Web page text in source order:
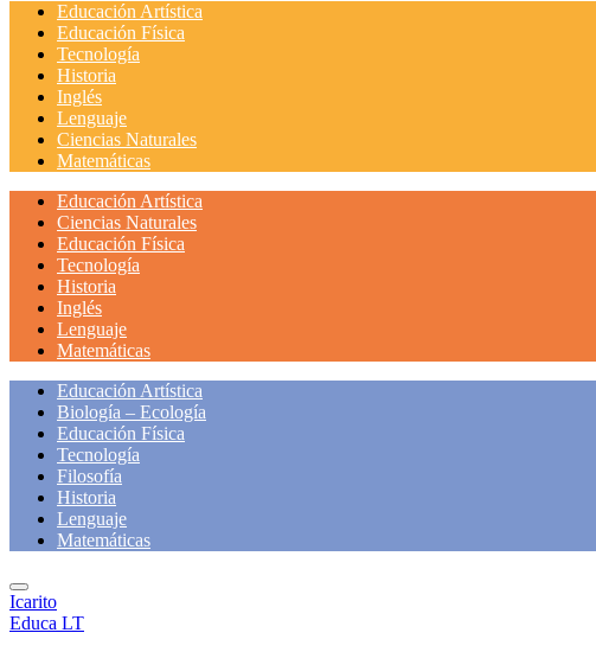
Educación Artística
Educación Física
Tecnología
Historia
Inglés
Lenguaje
Ciencias Naturales
Matemáticas
Educación Artística
Ciencias Naturales
Educación Física
Tecnología
Historia
Inglés
Lenguaje
Matemáticas
Educación Artística
Biología – Ecología
Educación Física
Tecnología
Filosofía
Historia
Lenguaje
Matemáticas
Icarito
Educa LT